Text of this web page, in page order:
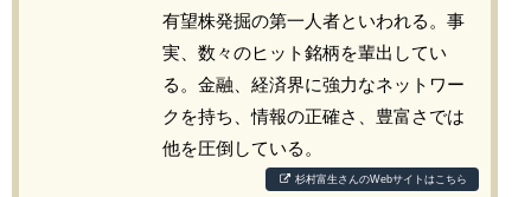
有望株発掘の第一人者といわれる。事
実、数々のヒット銘柄を輩出してい
る。金融、経済界に強力なネットワー
クを持ち、情報の正確さ、豊富さでは
他を圧倒している。
杉村富生さんのWebサイトはこちら